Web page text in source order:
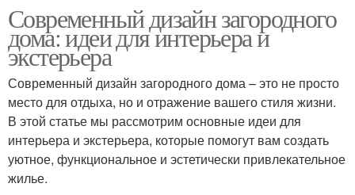
Современный дизайн загородного
дома: идеи для интерьера и
экстерьера
Современный дизайн загородного дома – это не просто
место для отдыха, но и отражение вашего стиля жизни.
В этой статье мы рассмотрим основные идеи для
интерьера и экстерьера, которые помогут вам создать
уютное, функциональное и эстетически привлекательное
жилье.